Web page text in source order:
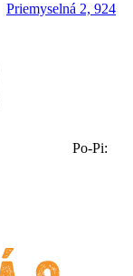
Priemyselná 2, 924
Po-Pi: